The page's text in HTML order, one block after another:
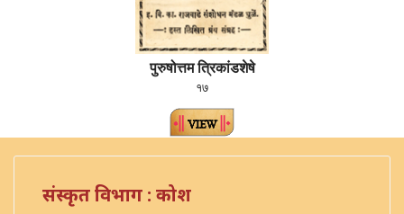
पुरुषोत्तम त्रिकांडशेषे
१७
संस्कृत विभाग : कोश